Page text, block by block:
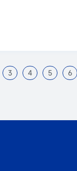
3 4 5 6